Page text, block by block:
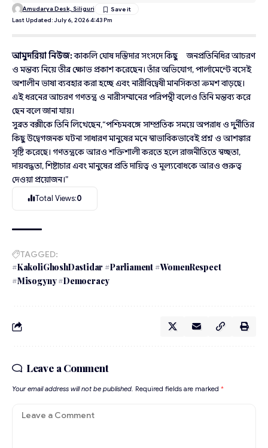
Last Updated: July 6, 2026 4:43 Pm
Amudarya Desk, Siliguri
আমুদরিয়া নিউজ:কাকলি ঘোষ দস্তিদার সংসদে কিছু জনপ্রতিনিধির আচরণ
ও মন্তব্য নিয়ে তীব্র ক্ষোভ প্রকাশ করেছেন। তাঁর অভিযোগ, পার্লামেন্টে বসেই
অশালীন ভাষা ব্যবহার করা হচ্ছে এবং নারীবিদ্বেষী মানসিকতা ক্রমশ বাড়ছে।
এই ধরনের আচরণ গণতন্ত্র ও নারীসম্মানের পরিপন্থী বলেও তিনি মন্তব্য করে
ছেন বলে জানা যায়।
সুব্রত বক্সীকে তিনি লিখেছেন,“পশ্চিমবঙ্গে সাম্প্রতিক সময়ে অপরাধ ও দুর্নীতির
কিছু উদ্বেগজনক ঘটনা সাধারণ মানুষের মনে স্বাভাবিকভাবেই প্রশ্ন ও আশঙ্কার
সৃষ্টি করেছে। গণতন্ত্রকে আরও শক্তিশালী করতে হলে রাজনীতিতে স্বচ্ছতা,
দায়বদ্ধতা, শিষ্টাচার এবং মানুষের প্রতি দায়িত্ব ও মূল্যবোধকে আরও গুরুত্ব
দেওয়া প্রয়োজন।”
Total Views:0
TAGGED:
#KakoliGhoshDastidar #Parliament #WomenRespect
#Misogyny #Democracy
Leave a Comment
Your email address will not be published. Required fields are marked *